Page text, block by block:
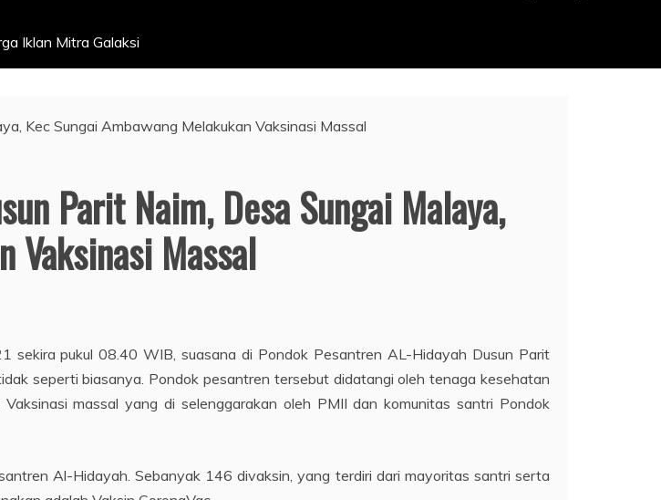
Iklan Mitra Galaksi
Parit Naim, Desa Sungai Malaya,
Vaksinasi Massal
sekira pukul 08.40 WIB, suasana di Pondok Pesantren AL-Hidayah Dusun Parit
seperti biasanya. Pondok pesantren tersebut didatangi oleh tenaga kesehatan
massal yang di selenggarakan oleh PMII dan komunitas santri Pondok
Al-Hidayah. Sebanyak 146 divaksin, yang terdiri dari mayoritas santri serta